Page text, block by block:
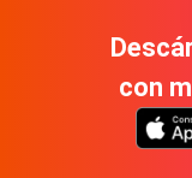
con